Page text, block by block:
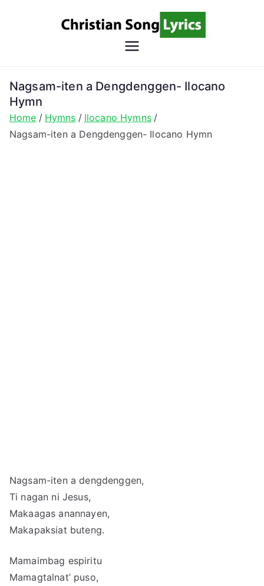
Song
Christian Lyrics Online!
Nagsam-iten a Dengdenggen- Ilocano
Hymn
Home Hymns
Ilocano Hymns
Nagsam-iten a Dengdenggen- Ilocano Hymn
Nagsam-iten a dengdenggen,
Ti nagan ni Jesus,
Makaagas anannayen,
Makapaksiat buteng.
Mamaimbag espiritu
Mamagtalnat’ puso,